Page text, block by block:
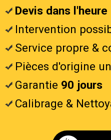
Devis dans l'heure
Intervention
Service propre &
Pièces d'origine
Garantie 90 jours
Calibrage &